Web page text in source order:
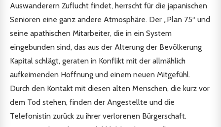
Auswanderern Zuflucht findet, herrscht für die japanischen
Senioren eine ganz andere Atmosphäre. Der „Plan 75“ und
seine apathischen Mitarbeiter, die in ein System
eingebunden sind, das aus der Alterung der Bevölkerung
Kapital schlägt, geraten in Konflikt mit der allmählich
aufkeimenden Hoffnung und einem neuen Mitgefühl.
Durch den Kontakt mit diesen alten Menschen, die kurz vor
dem Tod stehen, finden der Angestellte und die
Telefonistin zurück zu ihrer verlorenen Bürgerschaft.